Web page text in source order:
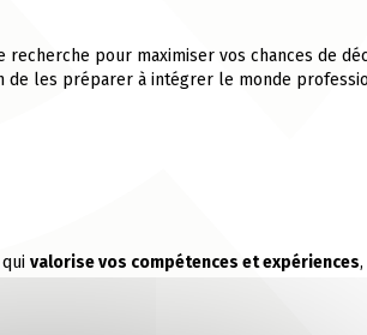
pour maximiser vos chances de
de les préparer à intégrer le monde
valorise vos compétences et expériences